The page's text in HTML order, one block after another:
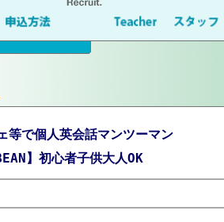
等で個人英会話マンツーマン
】初心者子供大人OK